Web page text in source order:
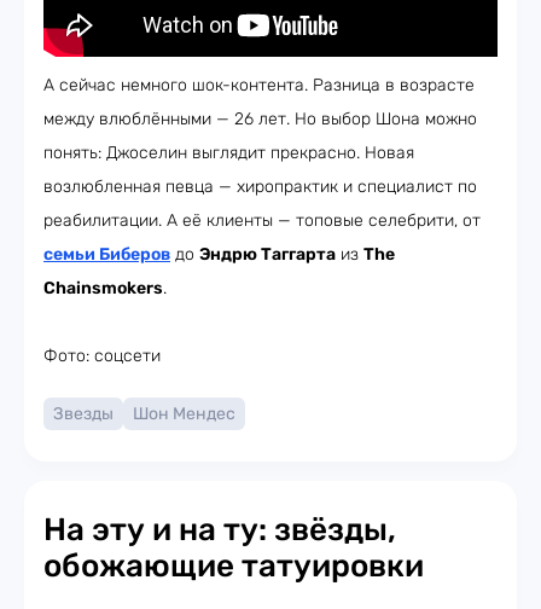
А сейчас немного шок-контента. Разница в возрасте
между влюблёнными — 26 лет. Но выбор Шона можно
понять: Джоселин выглядит прекрасно. Новая
возлюбленная певца — хиропрактик и специалист по
реабилитации. А её клиенты — топовые селебрити, от
семьи Биберов до Эндрю Таггарта из The
Chainsmokers.
Фото: соцсети
Звезды Шон Мендес
На эту и на ту: звёзды,
обожающие татуировки